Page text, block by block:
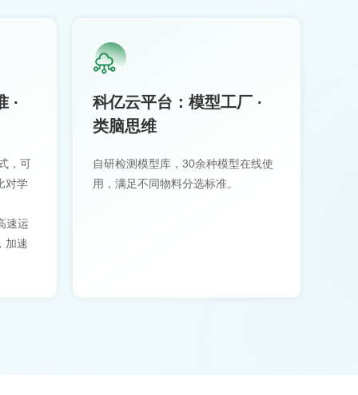
·
，可
对学
速运
加速
科亿云平台：模型工厂 ·
类脑思维
自研检测模型库，30余种模型在线使
用，满足不同物料分选标准。